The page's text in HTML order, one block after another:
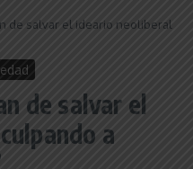
de salvar el ideario neoliberal
de salvar el
a